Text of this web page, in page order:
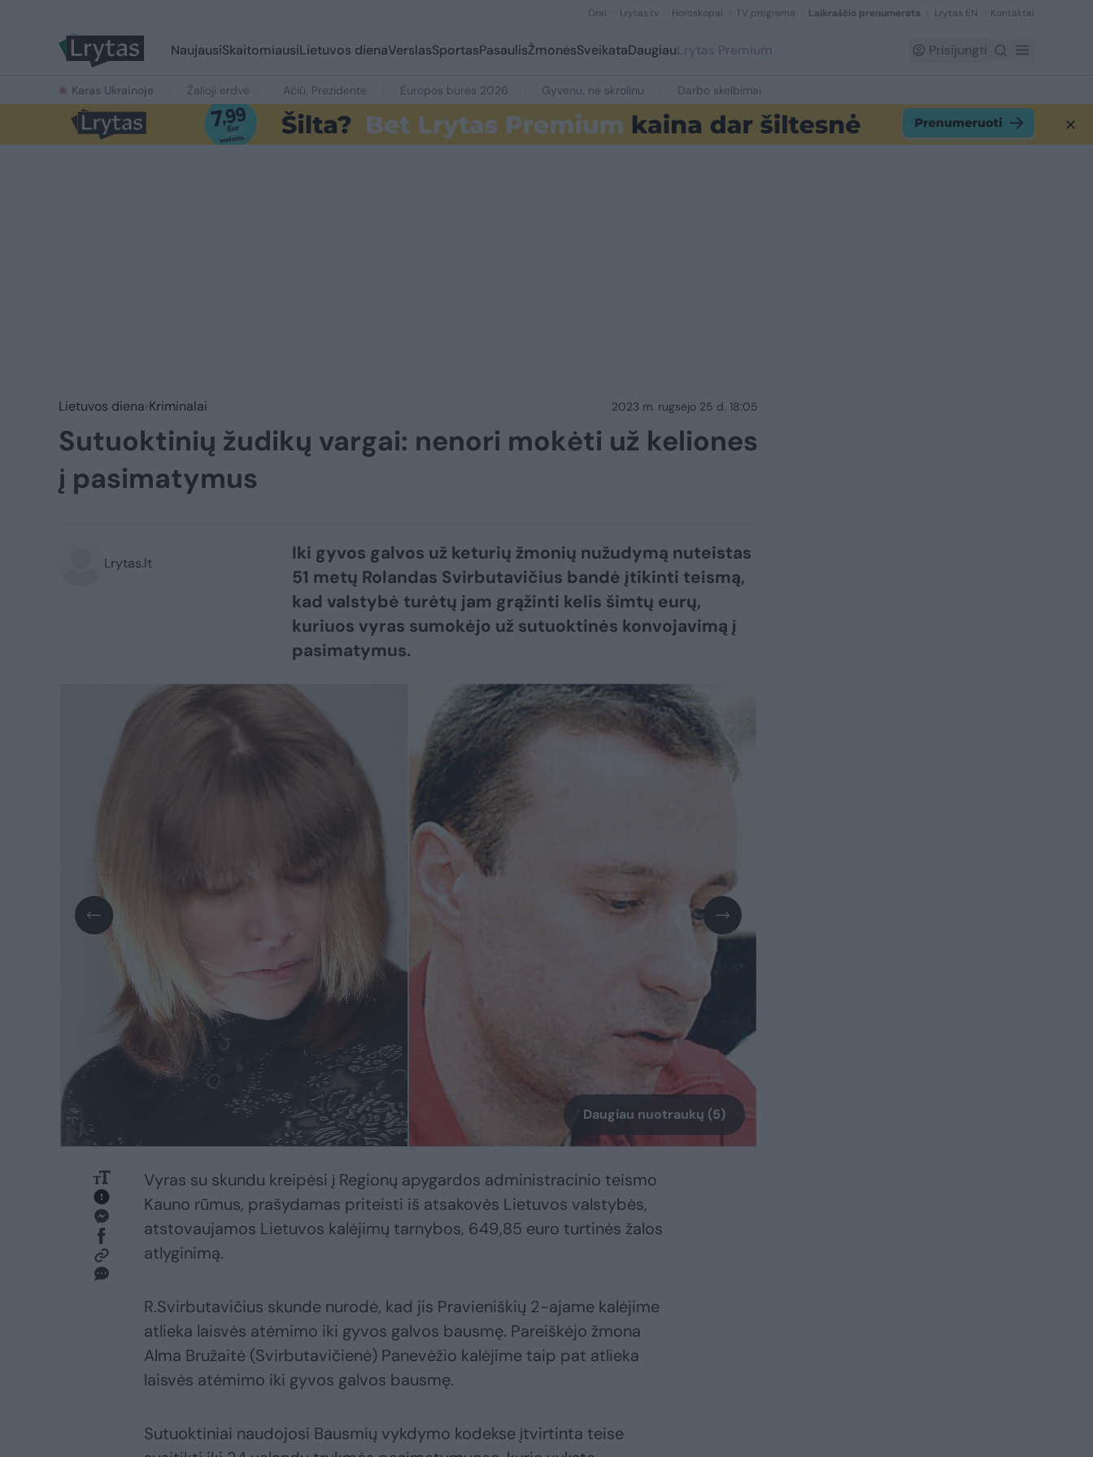
Orai Lrytas.tv Horoskopai TV programa Laikraščio prenumerata Lrytas EN Kontaktai
NaujausiSkaitomiausiLietuvos dienaVerslasSportasPasaulisŽmonėsSveikataDaugiauLrytas Premium Prisijungti
Karas Ukrainoje Žalioji erdvė Ačiū, Prezidente Europos burės 2026 Gyvenu, ne skrolinu Darbo skelbimai
Lietuvos diena Kriminalai 2023 m. rugsėjo 25 d. 18:05
Sutuoktinių žudikų vargai: nenori mokėti už keliones
į pasimatymus
Lrytas.lt
Iki gyvos galvos už keturių žmonių nužudymą nuteistas
51 metų Rolandas Svirbutavičius bandė įtikinti teismą,
kad valstybė turėtų jam grąžinti kelis šimtų eurų,
kuriuos vyras sumokėjo už sutuoktinės konvojavimą į
pasimatymus.
Daugiau nuotraukų (5)
Vyras su skundu kreipėsi į Regionų apygardos administracinio teismo
Kauno rūmus, prašydamas priteisti iš atsakovės Lietuvos valstybės,
atstovaujamos Lietuvos kalėjimų tarnybos, 649,85 euro turtinės žalos
atlyginimą.
R.Svirbutavičius skunde nurodė, kad jis Pravieniškių 2-ajame kalėjime
atlieka laisvės atėmimo iki gyvos galvos bausmę. Pareiškėjo žmona
Alma Bružaitė (Svirbutavičienė) Panevėžio kalėjime taip pat atlieka
laisvės atėmimo iki gyvos galvos bausmę.
Sutuoktiniai naudojosi Bausmių vykdymo kodekse įtvirtinta teise